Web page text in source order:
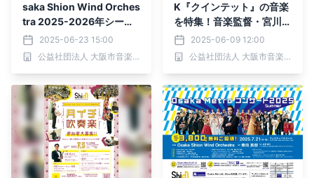
saka Shion Wind Orches
tra 2025-2026年シーズ
ン
2025-06-23 15:00
公益社団法人 大阪市音楽団
K『クインテット』の音楽
を特集！音楽監督・宮川彬
良とともにお届けする、S
hion「第162回定期演奏
会」
2025-06-09 12:00
公益社団法人 大阪市音楽団